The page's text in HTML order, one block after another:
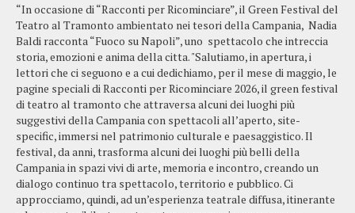
“In occasione di “Racconti per Ricominciare”, il Green Festival del
Teatro al Tramonto ambientato nei tesori della Campania, Nadia
Baldi racconta “Fuoco su Napoli”, uno spettacolo che intreccia
storia, emozioni e anima della citta‌. "Salutiamo, in apertura, i
lettori che ci seguono e a cui dedichiamo, per il mese di maggio, le
pagine speciali di Racconti per Ricominciare 2026, il green festival
di teatro al tramonto che attraversa alcuni dei luoghi più
suggestivi della Campania con spettacoli all’aperto, site-
specific, immersi nel patrimonio culturale e paesaggistico. Il
festival, da anni, trasforma alcuni dei luoghi più belli della
Campania in spazi vivi di arte, memoria e incontro, creando un
dialogo continuo tra spettacolo, territorio e pubblico. Ci
approcciamo, quindi, ad un’esperienza teatrale diffusa, itinerante